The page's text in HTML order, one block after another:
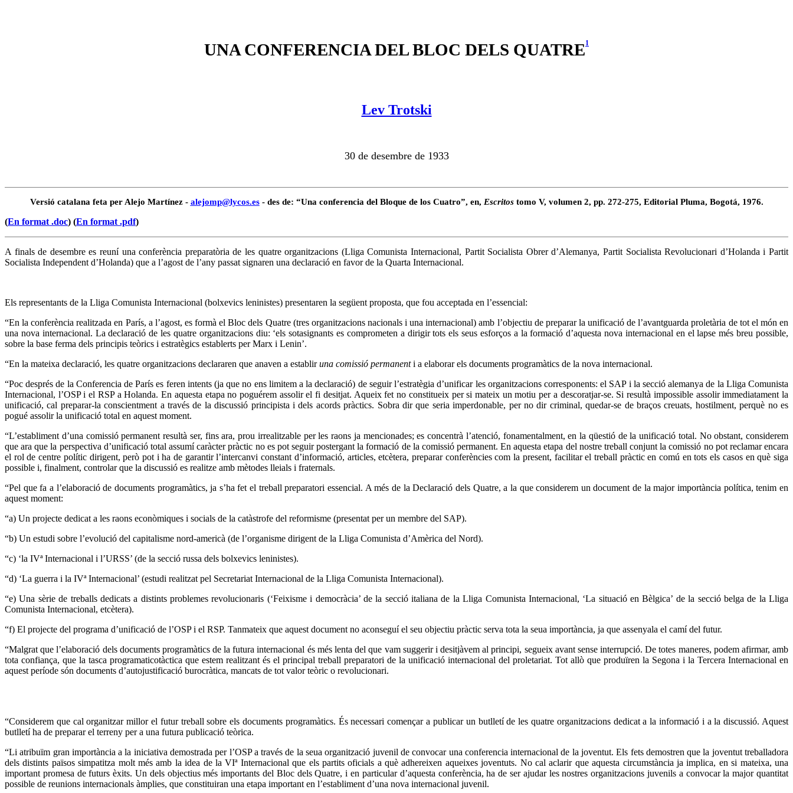
UNA CONFERENCIA DEL BLOC DELS QUATRE1
Lev Trotski
30 de desembre de 1933
Versió catalana feta per Alejo Martínez - alejomp@lycos.es- des de: “Una conferencia del Bloque de los Cuatro”, en, Escritostomo V, volumen 2, pp. 272-275, Editorial Pluma, Bogotá, 1976.
(En format .doc) (En format .pdf)
A finals de desembre es reuní una conferència preparatòria de les quatre organitzacions (Lliga Comunista Internacional, Partit Socialista Obrer d’Alemanya, Partit Socialista Revolucionari d’Holanda i Partit
Socialista Independent d’Holanda) que a l’agost de l’any passat signaren una declaració en favor de la Quarta Internacional.
Els representants de la Lliga Comunista Internacional (bolxevics leninistes) presentaren la següent proposta, que fou acceptada en l’essencial:
“En la conferència realitzada en París, a l’agost, es formà el Bloc dels Quatre (tres organitzacions nacionals i una internacional) amb l’objectiu de preparar la unificació de l’avantguarda proletària de tot el món en
una nova internacional. La declaració de les quatre organitzacions diu: ‘els sotasignants es comprometen a dirigir tots els seus esforços a la formació d’aquesta nova internacional en el lapse més breu possible,
sobre la base ferma dels principis teòrics i estratègics establerts per Marx i Lenin’.
“En la mateixa declaració, les quatre organitzacions declararen que anaven a establiruna comissió permanenti a elaborar els documents programàtics de la nova internacional.
“Poc després de la Conferencia de París es feren intents (ja que no ens limitem a la declaració) de seguir l’estratègia d’unificar les organitzacions corresponents: el SAP i la secció alemanya de la Lliga Comunista
Internacional, l’OSP i el RSP a Holanda. En aquesta etapa no poguérem assolir el fi desitjat. Aqueix fet no constitueix per si mateix un motiu per a descoratjar-se. Si resultà impossible assolir immediatament la
unificació, cal preparar-la conscientment a través de la discussió principista i dels acords pràctics. Sobra dir que seria imperdonable, per no dir criminal, quedar-se de braços creuats, hostilment, perquè no es
pogué assolir la unificació total en aquest moment.
“L’establiment d’una comissió permanent resultà ser, fins ara, prou irrealitzable per les raons ja mencionades; es concentrà l’atenció, fonamentalment, en la qüestió de la unificació total. No obstant, considerem
que ara que la perspectiva d’unificació total assumí caràcter pràctic no es pot seguir postergant la formació de la comissió permanent. En aquesta etapa del nostre treball conjunt la comissió no pot reclamar encara
el rol de centre polític dirigent, però pot i ha de garantir l’intercanvi constant d’informació, articles, etcètera, preparar conferències com la present, facilitar el treball pràctic en comú en tots els casos en què siga
possible i, finalment, controlar que la discussió es realitze amb mètodes lleials i fraternals.
“Pel que fa a l’elaboració de documents programàtics, ja s’ha fet el treball preparatori essencial. A més de la Declaració dels Quatre, a la que considerem un document de la major importància política, tenim en
aquest moment:
“a) Un projecte dedicat a les raons econòmiques i socials de la catàstrofe del reformisme (presentat per un membre del SAP).
“b) Un estudi sobre l’evolució del capitalisme nord-americà (de l’organisme dirigent de la Lliga Comunista d’Amèrica del Nord).
“c) ‘la IVª Internacional i l’URSS’ (de la secció russa dels bolxevics leninistes).
“d) ‘La guerra i la IVª Internacional’ (estudi realitzat pel Secretariat Internacional de la Lliga Comunista Internacional).
“e) Una sèrie de treballs dedicats a distints problemes revolucionaris (‘Feixisme i democràcia’ de la secció italiana de la Lliga Comunista Internacional, ‘La situació en Bèlgica’ de la secció belga de la Lliga
Comunista Internacional, etcètera).
“f) El projecte del programa d’unificació de l’OSP i el RSP. Tanmateix que aquest document no aconseguí el seu objectiu pràctic serva tota la seua importància, ja que assenyala el camí del futur.
“Malgrat que l’elaboració dels documents programàtics de la futura internacional és més lenta del que vam suggerir i desitjàvem al principi, segueix avant sense interrupció. De totes maneres, podem afirmar, amb
tota confiança, que la tasca programaticotàctica que estem realitzant és el principal treball preparatori de la unificació internacional del proletariat. Tot allò que produïren la Segona i la Tercera Internacional en
aquest període són documents d’autojustificació burocràtica, mancats de tot valor teòric o revolucionari.
“Considerem que cal organitzar millor el futur treball sobre els documents programàtics. És necessari començar a publicar un butlletí de les quatre organitzacions dedicat a la informació i a la discussió. Aquest
butlletí ha de preparar el terreny per a una futura publicació teòrica.
“Li atribuïm gran importància a la iniciativa demostrada per l’OSP a través de la seua organització juvenil de convocar una conferencia internacional de la joventut. Els fets demostren que la joventut treballadora
dels distints països simpatitza molt més amb la idea de la VIª Internacional que els partits oficials a què adhereixen aqueixes joventuts. No cal aclarir que aquesta circumstància ja implica, en si mateixa, una
important promesa de futurs èxits. Un dels objectius més importants del Bloc dels Quatre, i en particular d’aquesta conferència, ha de ser ajudar les nostres organitzacions juvenils a convocar la major quantitat
possible de reunions internacionals àmplies, que constituiran una etapa important en l’establiment d’una nova internacional juvenil.